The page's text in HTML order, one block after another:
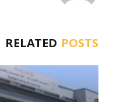
RELATED POSTS